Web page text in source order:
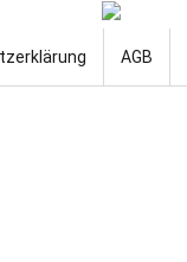
AGB